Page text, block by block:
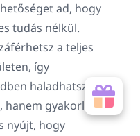
ad, hogy
tudás nélkül.
a teljes
így
haladhatsz. A
hanem gyakorlati
nyújt, hogy